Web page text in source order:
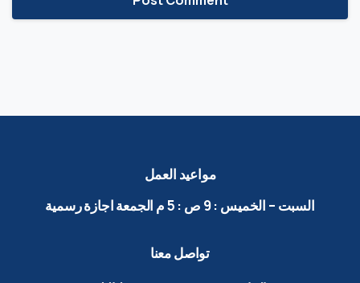
مواعيد العمل
السبت – الخميس :
9 ص :
5م الجمعةاجازةرسمية
تواصلمعنا